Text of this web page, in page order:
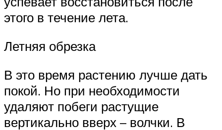
этого в течение лета.
Летняя обрезка
В это время растению лучше дать
покой. Но при необходимости
удаляют побеги растущие
вертикально вверх – волчки. В